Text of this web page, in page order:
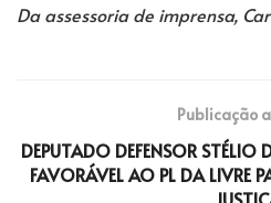
Da assessoria de imprensa,
Publicação
DEPUTADO DEFENSOR STÉLIO
FAVORÁVEL AO PL DA LIVRE